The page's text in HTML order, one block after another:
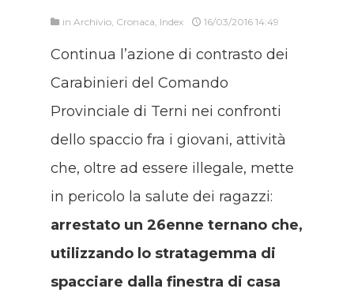
in Archivio Cronaca Index 16/03/2016 14:49
Continua l’azione di contrasto dei
Carabinieri del Comando
Provinciale di Terni nei confronti
dello spaccio fra i giovani, attività
che, oltre ad essere illegale, mette
in pericolo la salute dei ragazzi:
arrestato un 26enne ternano che,
utilizzando lo stratagemma di
spacciare dalla finestra di casa